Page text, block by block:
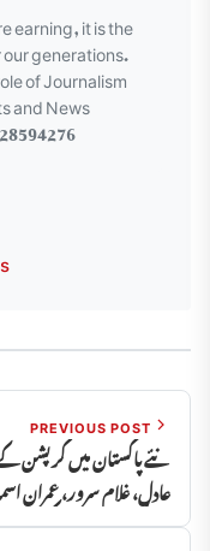
earning, it is the
generations.
of Journalism
and News
PREVIOUS POST
نئے پاکستان میں کرپشن
عادل، غلام سرور،